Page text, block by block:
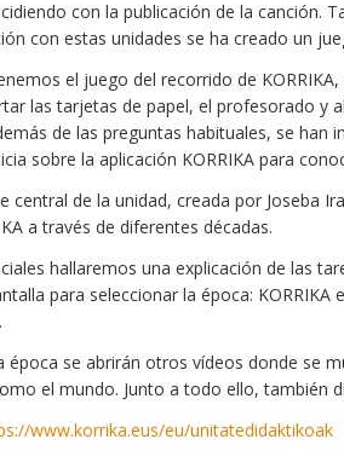
con la publicación de la canción.
con estas unidades se ha creado un
el juego del recorrido de
las tarjetas de papel, el profesorado y
de las preguntas habituales, se han
sobre la aplicación KORRIKA para
central de la unidad, creada por Joseba
a través de diferentes décadas.
hallaremos una explicación de las
para seleccionar la época:
época se abrirán otros vídeos donde se
el mundo. Junto a todo ello, también
www.korrika.eus/eu/unitatedidaktikoak